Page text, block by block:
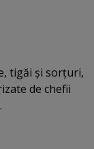
tigăi şi sorţuri,
de chefii